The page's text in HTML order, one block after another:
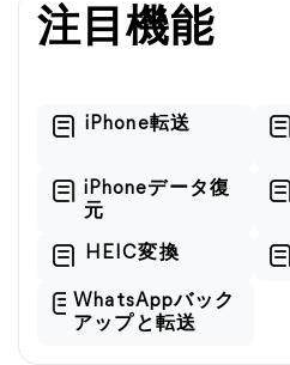
注目機能
iPhone転送
iPhoneデータ復
元
HEIC変換
WhatsAppバック
アップと転送